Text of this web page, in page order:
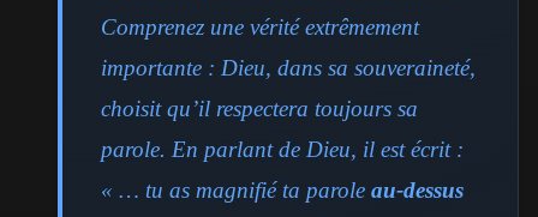
Comprenez une vérité extrêmement
importante : Dieu, dans sa souveraineté,
choisit qu’il respectera toujours sa
parole. En parlant de Dieu, il est écrit :
« … tu as magnifié ta parole au-dessus